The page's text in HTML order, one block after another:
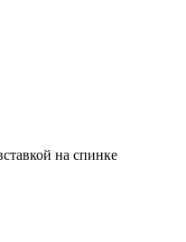
на спинке